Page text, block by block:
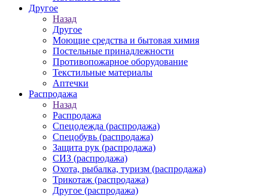
Другое
Назад
Другое
Моющие средства и бытовая химия
Постельные принадлежности
Противопожарное оборудование
Текстильные материалы
Аптечки
Распродажа
Назад
Распродажа
Спецодежда (распродажа)
Спецобувь (распродажа)
Защита рук (распродажа)
СИЗ (распродажа)
Охота, рыбалка, туризм (распродажа)
Трикотаж (распродажа)
Другое (распродажа)